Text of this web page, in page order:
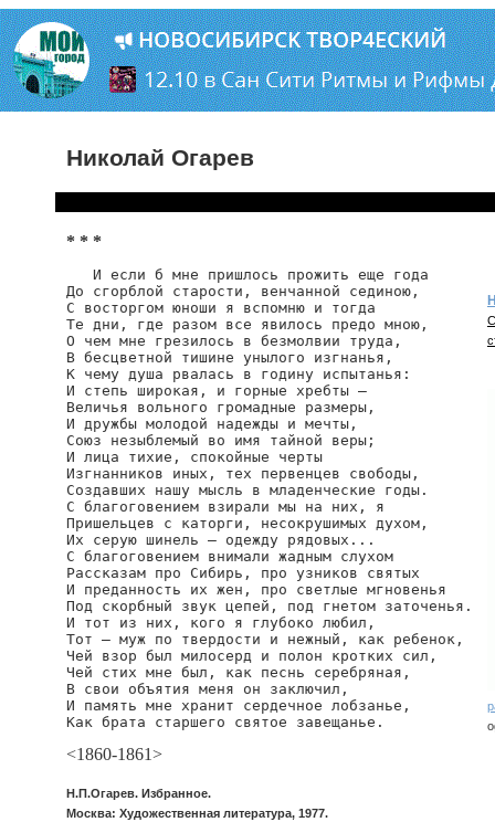
Николай Огарев
* * *
   И если б мне пришлось прожить еще года
До сгорблой старости, венчанной сединою,
С восторгом юноши я вспомню и тогда
Те дни, где разом все явилось предо мною,
О чем мне грезилось в безмолвии труда,
В бесцветной тишине унылого изгнанья,
К чему душа рвалась в годину испытанья:
И степь широкая, и горные хребты —
Величья вольного громадные размеры,
И дружбы молодой надежды и мечты,
Союз незыблемый во имя тайной веры;
И лица тихие, спокойные черты
Изгнанников иных, тех первенцев свободы,
Создавших нашу мысль в младенческие годы.
С благоговением взирали мы на них, я
Пришельцев с каторги, несокрушимых духом,
Их серую шинель — одежду рядовых...
С благоговением внимали жадным слухом
Рассказам про Сибирь, про узников святых
И преданность их жен, про светлые мгновенья
Под скорбный звук цепей, под гнетом заточенья.
И тот из них, кого я глубоко любил,
Тот — муж по твердости и нежный, как ребенок,
Чей взор был милосерд и полон кротких сил,
Чей стих мне был, как песнь серебряная,
В свои объятия меня он заключил,
И память мне хранит сердечное лобзанье,
Как брата старшего святое завещанье.
<1860-1861>
Н.П.Огарев. Избранное.
Москва: Художественная литература, 1977.